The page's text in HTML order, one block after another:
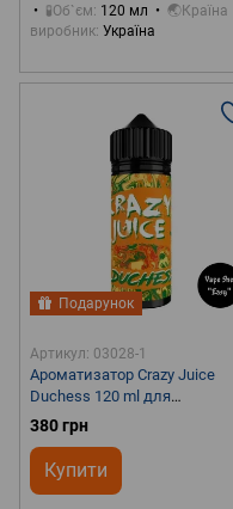
🧪Об`єм 120 мл
🌏Країна
виробник Україна
Подарунок
Артикул: 03028-1
Ароматизатор Crazy Juice
Duchess 120 ml для
самозамісу
380 грн
Купити